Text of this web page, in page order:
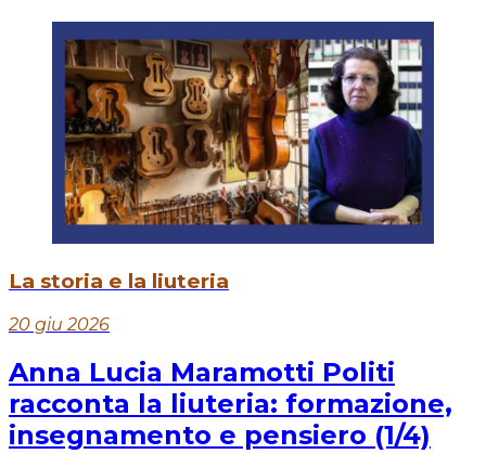
La storia e la liuteria
20 giu 2026
Anna Lucia Maramotti Politi
racconta la liuteria: formazione,
insegnamento e pensiero (1/4)